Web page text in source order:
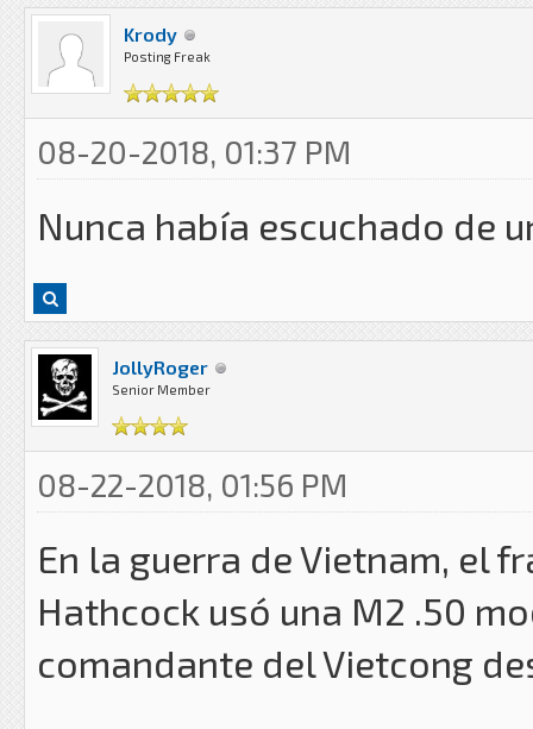
Krody
Posting Freak
08-20-2018, 01:37 PM
Nunca había escuchado de
JollyRoger
Senior Member
08-22-2018, 01:56 PM
En la guerra de Vietnam, el
Hathcock usó una M2 .50
comandante del Vietcong